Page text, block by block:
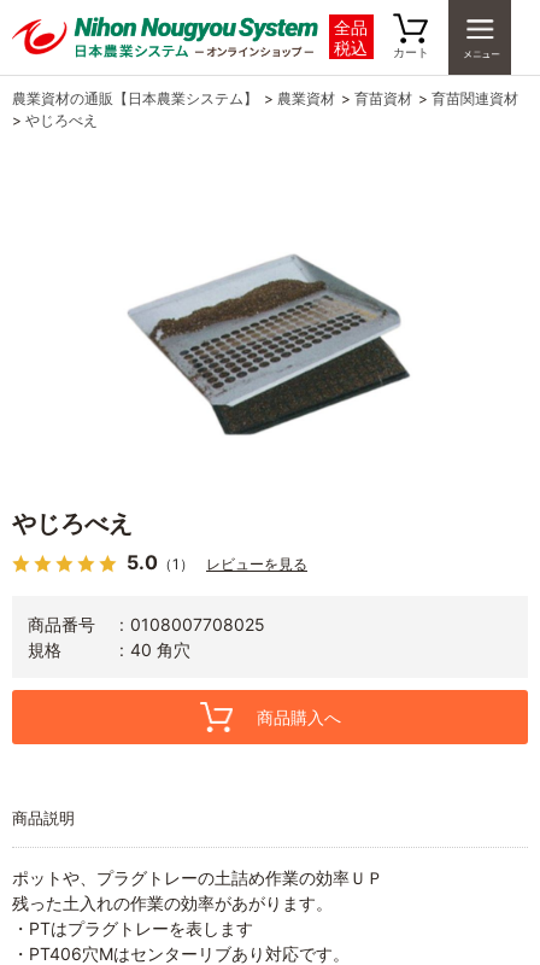
全品
税込
カート
農業資材の通販【日本農業システム】 > 農業資材 > 育苗資材 > 育苗関連資材
> やじろべえ
やじろべえ
5.0 （1） レビューを見る
商品番号
0108007708025
規格
40 角穴
商品購入へ
商品説明
ポットや、プラグトレーの土詰め作業の効率ＵＰ
残った土入れの作業の効率があがります。
・PTはプラグトレーを表します
・PT406穴Mはセンターリブあり対応です。